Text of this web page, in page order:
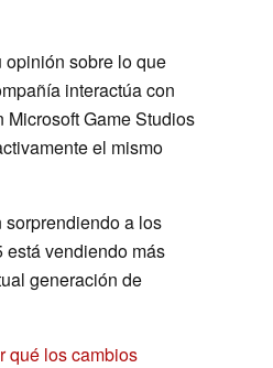
opinión sobre lo que
interactúa con
Microsoft Game Studios
el mismo
a los
está vendiendo más
generación de
qué los cambios